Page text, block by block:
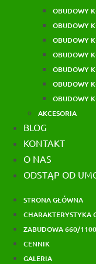
OBUDOWY
OBUDOWY
OBUDOWY
OBUDOWY
OBUDOWY
OBUDOWY
OBUDOWY
AKCESORIA
BLOG
KONTAKT
O NAS
ODSTĄP OD
STRONA GŁÓWNA
CHARAKTERYSTYKA
ZABUDOWA 660/
CENNIK
GALERIA